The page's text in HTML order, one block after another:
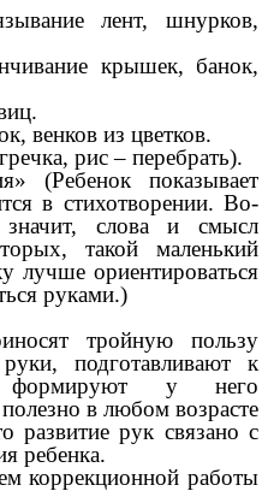
лент, шнурков,
крышек, банок,
венков из цветков.
рис – перебрать).
(Ребенок показывает
в стихотворении. Во-
слова и смысл
такой маленький
лучше ориентироваться
руками.)
тройную пользу
подготавливают к
формируют у него
в любом возрасте
развитие рук связано с
ребенка.
коррекционной работы